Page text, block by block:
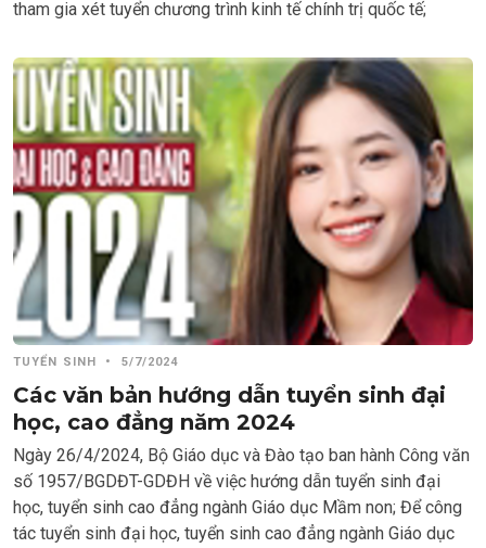
tham gia xét tuyển chương trình kinh tế chính trị quốc tế;
TUYỂN SINH • 5/7/2024
Các văn bản hướng dẫn tuyển sinh đại
học, cao đẳng năm 2024
Ngày 26/4/2024, Bộ Giáo dục và Đào tạo ban hành Công văn
số 1957/BGDĐT-GDĐH về việc hướng dẫn tuyển sinh đại
học, tuyển sinh cao đẳng ngành Giáo dục Mầm non; Để công
tác tuyển sinh đại học, tuyển sinh cao đẳng ngành Giáo dục